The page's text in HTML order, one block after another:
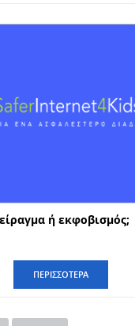
ή εκφοβισμός;
ΠΕΡΙΣΣΟΤΕΡΑ